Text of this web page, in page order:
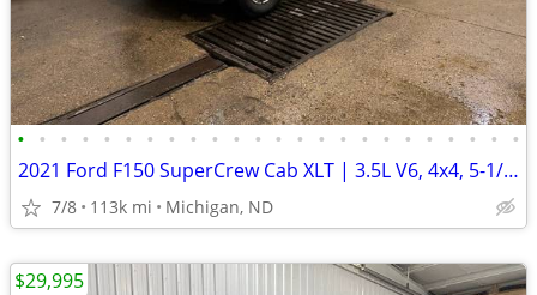
• • • • • • • • • • • • • • • • • • • • • • • •
2021 Ford F150 SuperCrew Cab XLT | 3.5L V6, 4x4, 5-1/2ft. | 112k Miles
7/8 113k mi Michigan, ND
$29,995